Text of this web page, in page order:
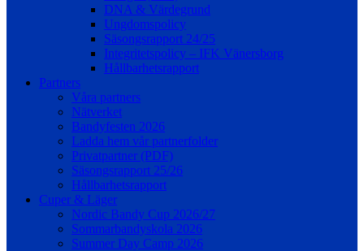
DNA & Värdegrund
Ungdomspolicy
Säsongsrapport 24/25
Integritetspolicy – IFK Vänersborg
Hållbarhetsrapport
Partners
Våra partners
Nätverket
Bandyfesten 2026
Ladda hem vår partnerfolder
Privatpartner (PDF)
Säsongsrapport 25/26
Hållbarhetsrapport
Cuper & Läger
Nordic Bandy Cup 2026/27
Sommarbandyskola 2026
Summer Day Camp 2026